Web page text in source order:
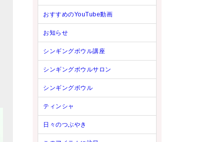
おすすめのYouTube動画
お知らせ
シンギングボウル講座
シンギングボウルサロン
シンギングボウル
ティンシャ
日々のつぶやき